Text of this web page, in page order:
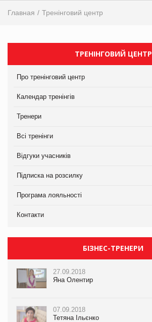
Главная Тренінговий центр
ТРЕНІНГОВИЙ ЦЕНТР
Про тренінговий центр
Календар тренінгів
Тренери
Всі тренінги
Відгуки учасників
Підписка на розсилку
Програма лояльності
Контакти
БІЗНЕС-ТРЕНЕРИ
27.09.2018
Яна Олентир
07.09.2018
Тетяна Ільєнко